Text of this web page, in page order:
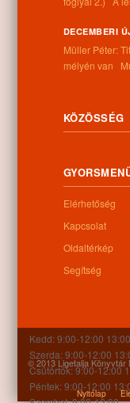
Kapcsolódó
Kategóriák:
Információk
Telefon:
Kedd: 9:00-12:00
Szerda: 9:00-12:00
Csütörtök: 9:00-12:00
Péntek: 9:00-12:00
DECEMBERI
Müller Péter:
mélyén van
KÖZÖSSÉG
Elérhetőség
Kapcsolat
Oldaltérkép
Segítség
© 2013 Ligetalja Könyvtár
Nyitólap